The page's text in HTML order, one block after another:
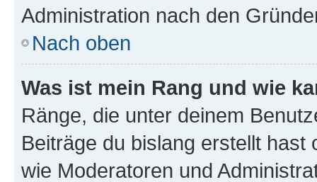
Administration nach den
Nach oben
Was ist mein Rang und wie
Ränge, die unter deinem
Beiträge du bislang erstellt
wie Moderatoren und